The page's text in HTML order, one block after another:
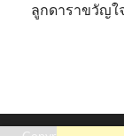
ลูกดาราขวัญใ